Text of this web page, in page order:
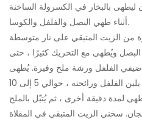
ليطهى بالبخار في الكسرولة الساخنة
أثناء طهي البصل والفلفل والكوسا.
من الزيت المتبقي على نار متوسطة
ويُطهى مع التحريك كثيرًا ، حتى
حوالي 5 دقائق. أضيفي الفلفل ورشة ملح وفيرة. يُطهى
المزيج مع التحريك كثيرًا ، حتى يلين الفلفل ورائحته ، حوالي 5 إلى 10
لمدة دقيقة أخرى ، ثم يُتبّل بالملح
سخني الزيت المتبقي في المقلاة